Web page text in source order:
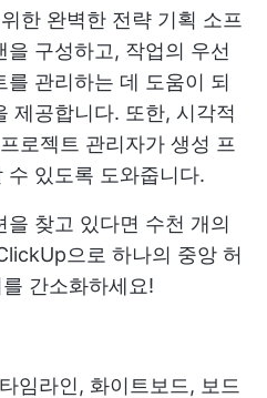
한 완벽한 전략 기획 소프
을 구성하고, 작업의 우선
관리하는 데 도움이 되
제공합니다. 또한, 시각적
로젝트 관리자가 생성 프
수 있도록 도와줍니다.
찾고 있다면 수천 개의
으로 하나의 중앙 허
간소화하세요!
임라인, 화이트보드, 보드